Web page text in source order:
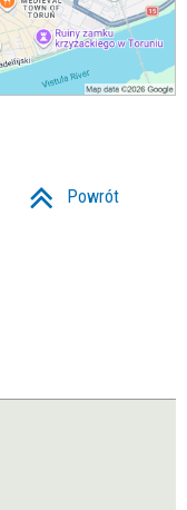
Powrót